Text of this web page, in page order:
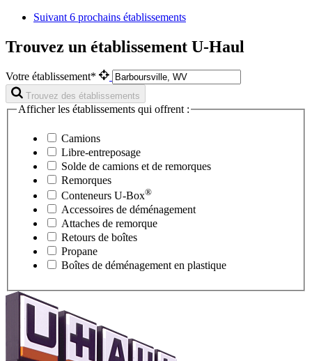
Suivant 6 prochains établissements
Trouvez un établissement U-Haul
Votre établissement*
Trouvez des établissements
Afficher les établissements qui offrent :
Camions
Libre-entreposage
Solde de camions et de remorques
Remorques
Conteneurs U-Box®
Accessoires de déménagement
Attaches de remorque
Retours de boîtes
Propane
Boîtes de déménagement en plastique